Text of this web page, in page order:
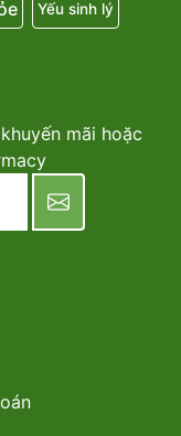
Yếu sinh lý
mãi hoặc